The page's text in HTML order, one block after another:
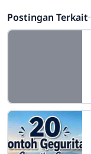
Postingan Terkait